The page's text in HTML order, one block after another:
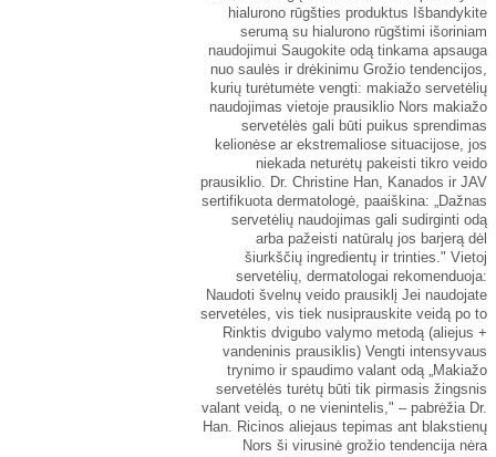
hialurono rūgšties produktus Išbandykite
serumą su hialurono rūgštimi išoriniam
naudojimui Saugokite odą tinkama apsauga
nuo saulės ir drėkinimu Grožio tendencijos,
kurių turėtumėte vengti: makiažo servetėlių
naudojimas vietoje prausiklio Nors makiažo
servetėlės gali būti puikus sprendimas
kelionėse ar ekstremaliose situacijose, jos
niekada neturėtų pakeisti tikro veido
prausiklio. Dr. Christine Han, Kanados ir JAV
sertifikuota dermatologė, paaiškina: „Dažnas
servetėlių naudojimas gali sudirginti odą
arba pažeisti natūralų jos barjerą dėl
šiurkščių ingredientų ir trinties." Vietoj
servetėlių, dermatologai rekomenduoja:
Naudoti švelnų veido prausiklį Jei naudojate
servetėles, vis tiek nusiprauskite veidą po to
Rinktis dvigubo valymo metodą (aliejus +
vandeninis prausiklis) Vengti intensyvaus
trynimo ir spaudimo valant odą „Makiažo
servetėlės turėtų būti tik pirmasis žingsnis
valant veidą, o ne vienintelis," – pabrėžia Dr.
Han. Ricinos aliejaus tepimas ant blakstienų
Nors ši virusinė grožio tendencija nėra